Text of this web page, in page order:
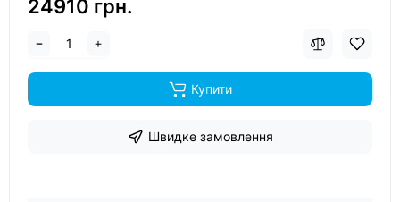
24910 грн.
Купити
Швидке замовлення